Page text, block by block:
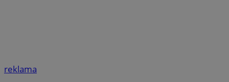
reklama